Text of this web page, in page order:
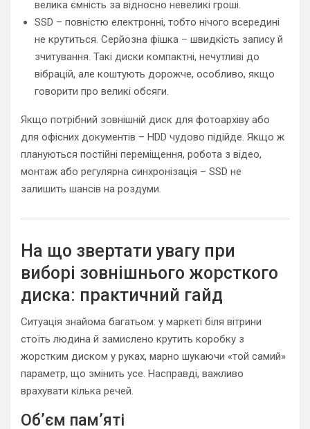
велика ємність за відносно невеликі гроші.
SSD – повністю електронні, тобто нічого всередині
не крутиться. Серйозна фішка – швидкість запису й
зчитування. Такі диски компактні, нечутливі до
вібрацій, але коштують дорожче, особливо, якщо
говорити про великі обсяги.
Якщо потрібний зовнішній диск для фотоархіву або
для офісних документів – HDD чудово підійде. Якщо ж
плануються постійні переміщення, робота з відео,
монтаж або регулярна синхронізація – SSD не
залишить шансів на роздуми.
На що звертати увагу при
виборі зовнішнього жорсткого
диска: практичний гайд
Ситуація знайома багатьом: у маркеті біля вітрини
стоїть людина й замислено крутить коробку з
жорстким диском у руках, марно шукаючи «той самий»
параметр, що змінить усе. Насправді, важливо
врахувати кілька речей.
Об’єм пам’яті